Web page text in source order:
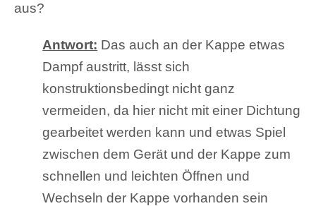
aus?
Antwort: Das auch an der Kappe etwas
Dampf austritt, lässt sich
konstruktionsbedingt nicht ganz
vermeiden, da hier nicht mit einer Dichtung
gearbeitet werden kann und etwas Spiel
zwischen dem Gerät und der Kappe zum
schnellen und leichten Öffnen und
Wechseln der Kappe vorhanden sein